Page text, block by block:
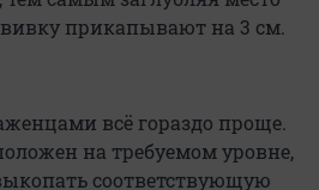
прикапывают на 3 см.
всё гораздо проще.
на требуемом уровне,
соответствующую